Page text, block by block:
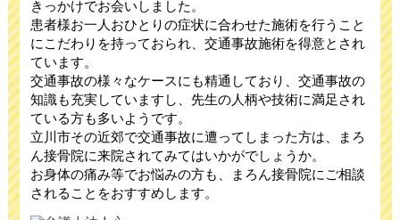
きっかけでお会いしました。
患者様お一人おひとりの症状に合わせた施術を行うこと
にこだわりを持っておられ、交通事故施術を得意とされ
ています。
交通事故の様々なケースにも精通しており、交通事故の
知識も充実していますし、先生の人柄や技術に満足され
ている方も多いようです。
立川市その近郊で交通事故に遭ってしまった方は、まろ
ん接骨院に来院されてみてはいかがでしょうか。
お身体の痛み等でお悩みの方も、まろん接骨院にご相談
されることをおすすめします。